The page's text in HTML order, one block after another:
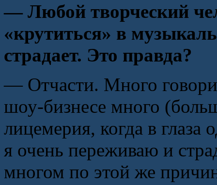
— Любой творческий
«крутиться» в
страдает. Это правда?
— Отчасти. Много
шоу-бизнесе много
лицемерия, когда в глаза
я очень переживаю и
многом по этой же